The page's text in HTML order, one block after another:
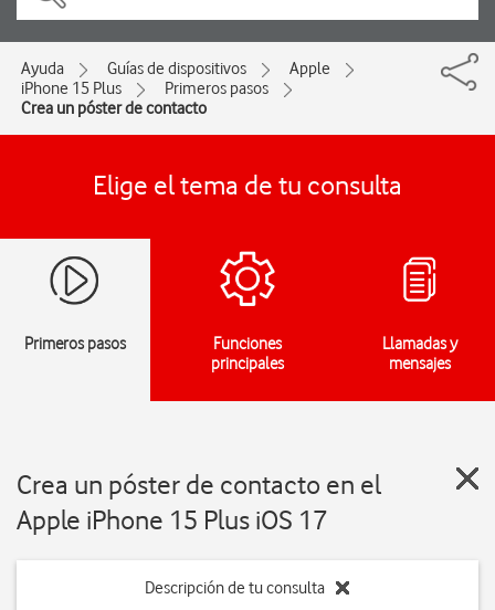
Ayuda Guías de dispositivos
Apple
iPhone 15 Plus
Primeros pasos
Crea un póster de contacto
Elige el tema de tu consulta
Primeros pasos
Funciones
principales
Llamadas y
mensajes
Crea un póster de contacto en el
Apple iPhone 15 Plus iOS 17
Descripción de tu consulta